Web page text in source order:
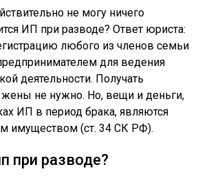
не могу ничего
ИП при разводе? Ответ юриста:
любого из членов семьи
для ведения
деятельности. Получать
жены не нужно. Но, вещи и деньги,
ИП в период брака, являются
имуществом (ст. 34 СК РФ).
при разводе?